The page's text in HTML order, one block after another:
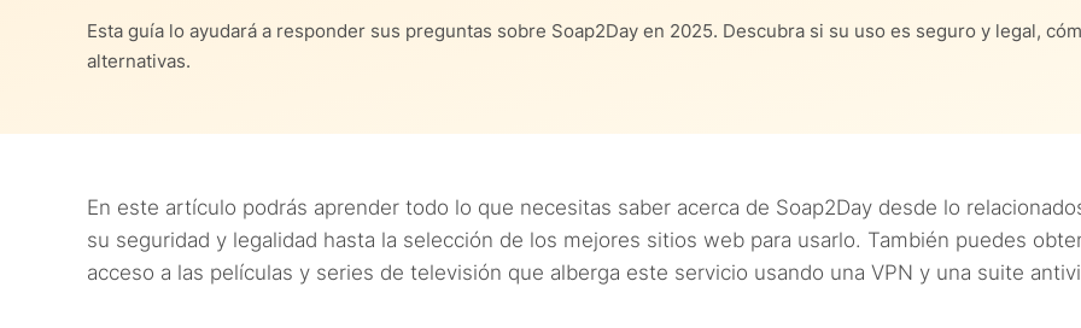
Esta guía lo ayudará a responder sus preguntas sobre Soap2Day en 2025. Descubra si su uso es seguro y legal,
alternativas.
En este artículo podrás aprender todo lo que necesitas saber acerca de Soap2Day desde lo
su seguridad y legalidad hasta la selección de los mejores sitios web para usarlo. También puedes
acceso a las películas y series de televisión que alberga este servicio usando una VPN y una suite